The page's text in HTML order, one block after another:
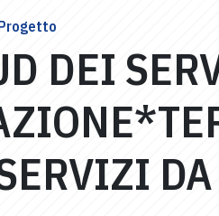
DEI